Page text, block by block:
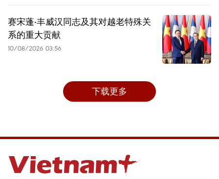
赛宋蓬·丰威汉同志及其对越老特殊关
系的重大贡献
10/08/2026 03:56
下载更多